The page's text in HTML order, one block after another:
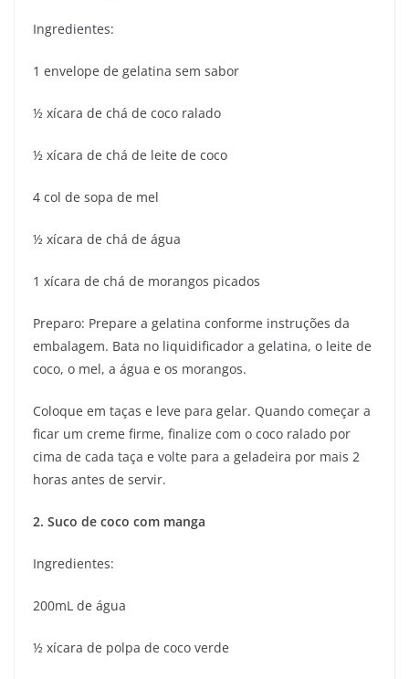
Ingredientes:
1 envelope de gelatina sem sabor
½ xícara de chá de coco ralado
½ xícara de chá de leite de coco
4 col de sopa de mel
½ xícara de chá de água
1 xícara de chá de morangos picados
Preparo: Prepare a gelatina conforme instruções da
embalagem. Bata no liquidificador a gelatina, o leite de
coco, o mel, a água e os morangos.
Coloque em taças e leve para gelar. Quando começar a
ficar um creme firme, finalize com o coco ralado por
cima de cada taça e volte para a geladeira por mais 2
horas antes de servir.
2. Suco de coco com manga
Ingredientes:
200mL de água
½ xícara de polpa de coco verde